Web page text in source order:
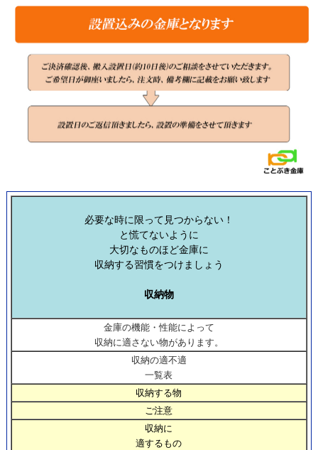
必要な時に限って見つからない！
と慌てないように
大切なものほど金庫に
収納する習慣をつけましょう
収納物
金庫の機能・性能によって
収納に適さない物があります。
収納の適不適
一覧表
収納する物
ご注意
収納に
適するもの